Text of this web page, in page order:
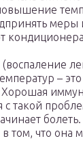
меры
– это
с такой
том, что она